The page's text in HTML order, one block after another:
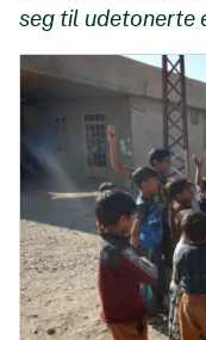
seg til udetonerte